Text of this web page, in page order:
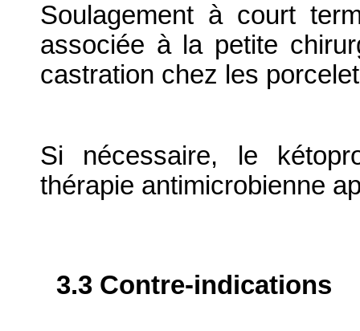
Soulagement à court
associée à la petite
castration chez les
Si nécessaire, le
thérapie antimicrobienne
3.3 Contre-indications